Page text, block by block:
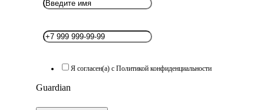
Я согласен(а) с Политикой конфиденциальности
Guardian